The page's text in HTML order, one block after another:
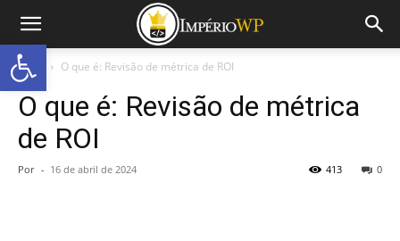
Início O que é: Revisão de métrica de ROI
O que é: Revisão de métrica
de ROI
Por - 16 de abril de 2024 0
413
Abrir a barra de ferramentas